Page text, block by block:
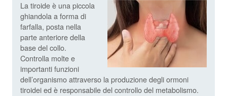
La tiroide è una piccola
ghiandola a forma di
farfalla, posta nella
parte anteriore della
base del collo.
Controlla molte e
importanti funzioni
dell’organismo attraverso la produzione degli ormoni
tiroidei ed è responsabile del controllo del metabolismo.